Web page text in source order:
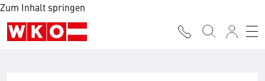
Zum Inhalt springen